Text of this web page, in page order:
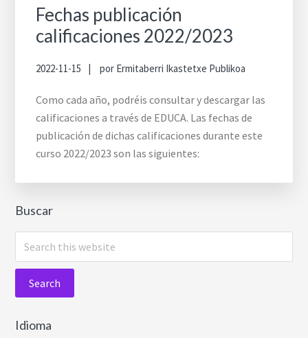
Fechas publicación
calificaciones 2022/2023
2022-11-15 por Ermitaberri Ikastetxe Publikoa
Como cada año, podréis consultar y descargar las
calificaciones a través de EDUCA. Las fechas de
publicación de dichas calificaciones durante este
curso 2022/2023 son las siguientes:
Buscar
Idioma